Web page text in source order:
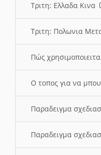
Τριτη: Ελλαδα Κινα
Τριτη: Πολωνια
Πώς
O τοπος για να
Παραδειγμα
Παραδειγμα